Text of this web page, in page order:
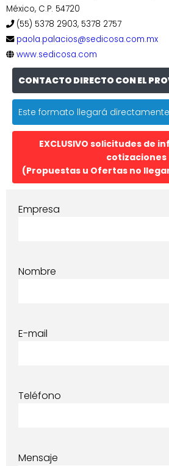
México, C.P. 54720
(55) 5378 2903, 5378 2757
paola.palacios@sedicosa.com.mx
www.sedicosa.com
CONTACTO DIRECTO CON EL
Este formato llegará
EXCLUSIVO solicitudes de
cotizaciones
(Propuestas u Ofertas no
Empresa
Nombre
E-mail
Teléfono
Mensaje